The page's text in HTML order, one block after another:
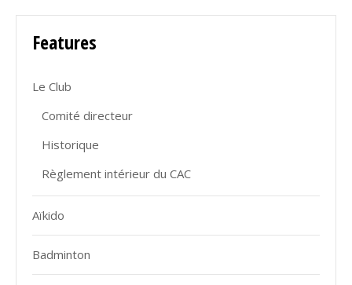
Features
Le Club
Comité directeur
Historique
Règlement intérieur du CAC
Aïkido
Badminton